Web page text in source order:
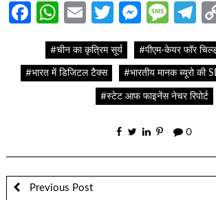
Facebook
WhatsApp
EmailTwitter
#चीन का कृत्रिम सूर्य #पीएम-केयर फॉर
#भारत में डिजिटल टैक्स #भारतीय मानक ब्यूरो की
#स्टेट आफ फाइनेंस नेचर रिपोर्ट
0
Previous Post